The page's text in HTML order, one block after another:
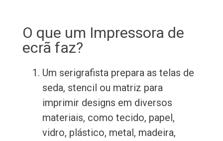
O que um Impressora de
ecrã faz?
Um serigrafista prepara as telas de
seda, stencil ou matriz para
imprimir designs em diversos
materiais, como tecido, papel,
vidro, plástico, metal, madeira,